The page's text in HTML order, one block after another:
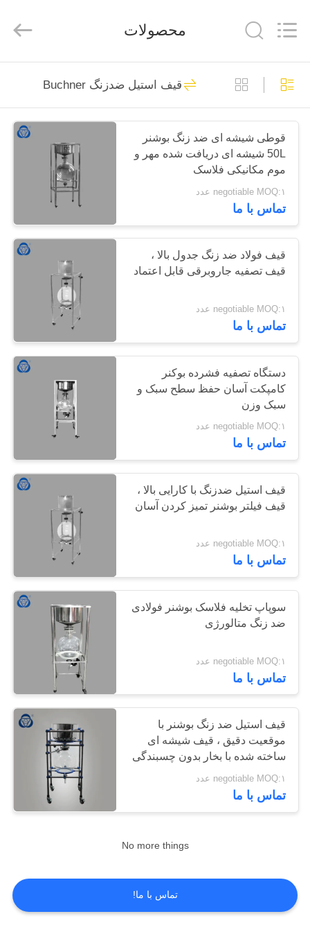
خانه
محصولات
درباره
تور
کارخانه
کیفیت
تماس
بگیرید
نقشه
سایت
PRIVACY
POLICY
Chemglass
Co.,Ltd.
Reserved.
مخزن راکتور شیشه
ای
راکتور شیشه ای با
فشار بالا
6
راکتور شیشه ای
Borosilicate
6
راکتور شیشه ای
ژاکت
مخزن شیشه ای با
ژاکت
6
محصولات
قیف استیل ضدزنگ Buchner
قوطی شیشه ای ضد زنگ بوشنر
50L شیشه ای دریافت شده مهر و
موم مکانیکی فلاسک
negotiable MOQ:۱ عدد
تماس با ما
قیف فولاد ضد زنگ جدول بالا ،
قیف تصفیه جاروبرقی قابل اعتماد
negotiable MOQ:۱ عدد
تماس با ما
دستگاه تصفیه فشرده بوکنر
کامپکت آسان حفظ سطح سبک و
سبک وزن
negotiable MOQ:۱ عدد
تماس با ما
قیف استیل ضدزنگ با کارایی بالا ،
قیف فیلتر بوشنر تمیز کردن آسان
negotiable MOQ:۱ عدد
تماس با ما
سوپاپ تخلیه فلاسک بوشنر فولادی
ضد زنگ متالورژی
negotiable MOQ:۱ عدد
تماس با ما
قیف استیل ضد زنگ بوشنر با
موقعیت دقیق ، قیف شیشه ای
ساخته شده با بخار بدون چسبندگی
مواد
negotiable MOQ:۱ عدد
تماس با ما
No more things
تماس با ما!